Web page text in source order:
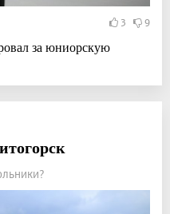
3 9
за юниорскую